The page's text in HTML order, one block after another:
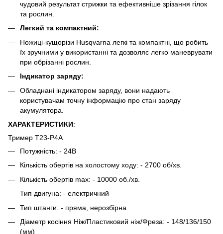
чудовий результат стрижки та ефективніше зрізання гілок
та рослин.
Легкий та компактний:
Ножиці-кущорізи Husqvarna легкі та компактні, що робить
їх зручними у використанні та дозволяє легко маневрувати
при обрізанні рослин.
Індикатор заряду:
Обладнані індикатором заряду, вони надають
користувачам точну інформацію про стан заряду
акумулятора.
ХАРАКТЕРИСТИКИ:
Тример T23-P4A
Потужність: - 24В
Кількість обертів на холостому ходу: - 2700 об/хв.
Кількість обертів max: - 10000 об./хв.
Тип двигуна: - електричний
Тип штанги: - пряма, нерозбірна
Діаметр косіння Ніж/Пластиковий ніж/Фреза: - 148/136/150
(мм)